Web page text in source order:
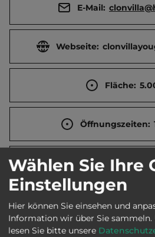
E-Mail:
Webseite:
Fläche:
Öffnungszeiten:
Telefon:
Sehenswürdigkeiten:
Wählen Sie Ihre
Einstellungen
Hier können Sie einsehen und
Information wir über Sie sammeln.
lesen Sie bitte unsere